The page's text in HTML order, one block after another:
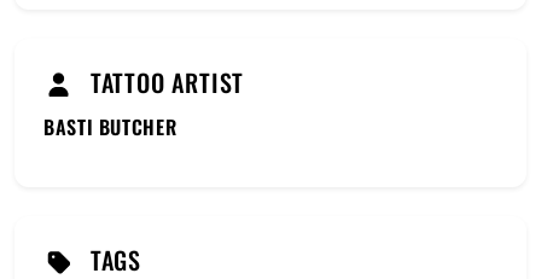
TATTOO ARTIST
BASTI BUTCHER
TAGS